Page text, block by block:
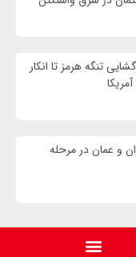
تنگه هرمز تا انکار
و عمان در مرحله